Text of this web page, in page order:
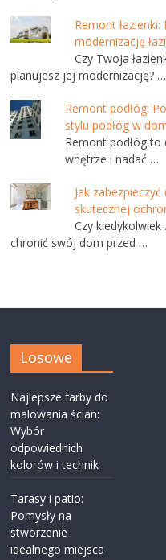
Remont
modernizację
Czy Twoja
planujesz jej modernizację? …
Remont podłóg:
stylu podłóg w
Remont podłóg to
wnętrze i nadać …
Jak
skutecznej
Czy kiedykolwiek
chronić swój dom przed …
Losowe
Najlepsze farby do
malowania ścian:
Wybór
odpowiednich
kolorów i technik
Tarasy i patio:
Pomysły na
stworzenie
idealnego miejsca